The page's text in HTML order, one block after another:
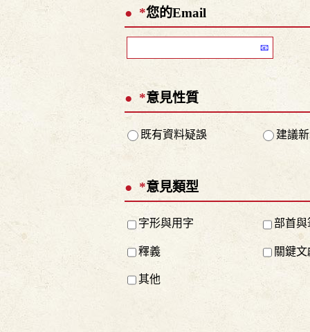
*您的Email
*意見性質
既有資料疑誤 建議
*意見類型
字形與用字 部首與
釋義 關鍵文
其他